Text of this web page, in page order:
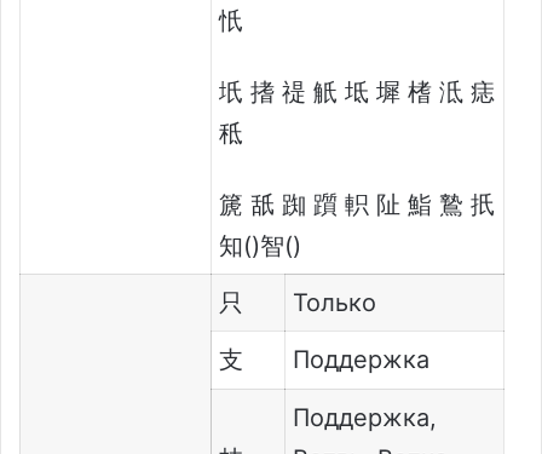
忯
坁 搘 禔 觗 坻 墀 榰 泜 痣
秪
篪 舐 踟 躓 軹 阯 鮨 鷙 扺
知()智()
只
Только
支
Поддержка
Поддержка,